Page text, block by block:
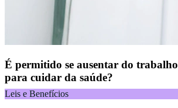
É permitido se ausentar do trabalho
para cuidar da saúde?
Leis e Benefícios